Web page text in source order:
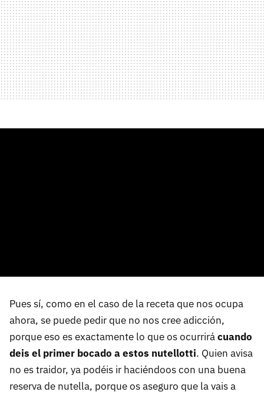
Pues sí, como en el caso de la receta que nos ocupa
ahora, se puede pedir que no nos cree adicción,
porque eso es exactamente lo que os ocurrirácuando
deis el primer bocado a estos nutellotti. Quien avisa
no es traidor, ya podéis ir haciéndoos con una buena
reserva de nutella, porque os aseguro que la vais a